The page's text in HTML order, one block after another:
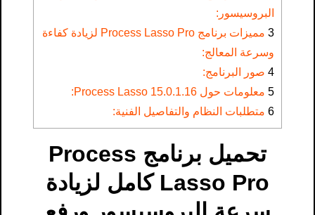
البروسيسور:
3
مميزات برنامج Process Lasso Pro لزيادة كفاءة
وسرعة المعالج:
4 صور البرنامج:
5 معلومات حول Process Lasso 15.0.1.16:
6 متطلبات النظام والتفاصيل الفنية:
تحميل برنامج Process
Lasso Pro كامل لزيادة